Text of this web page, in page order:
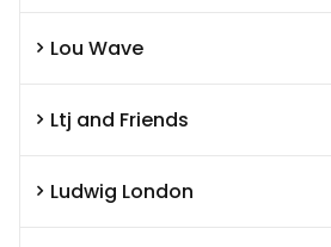
Lou Wave
Ltj and Friends
Ludwig London